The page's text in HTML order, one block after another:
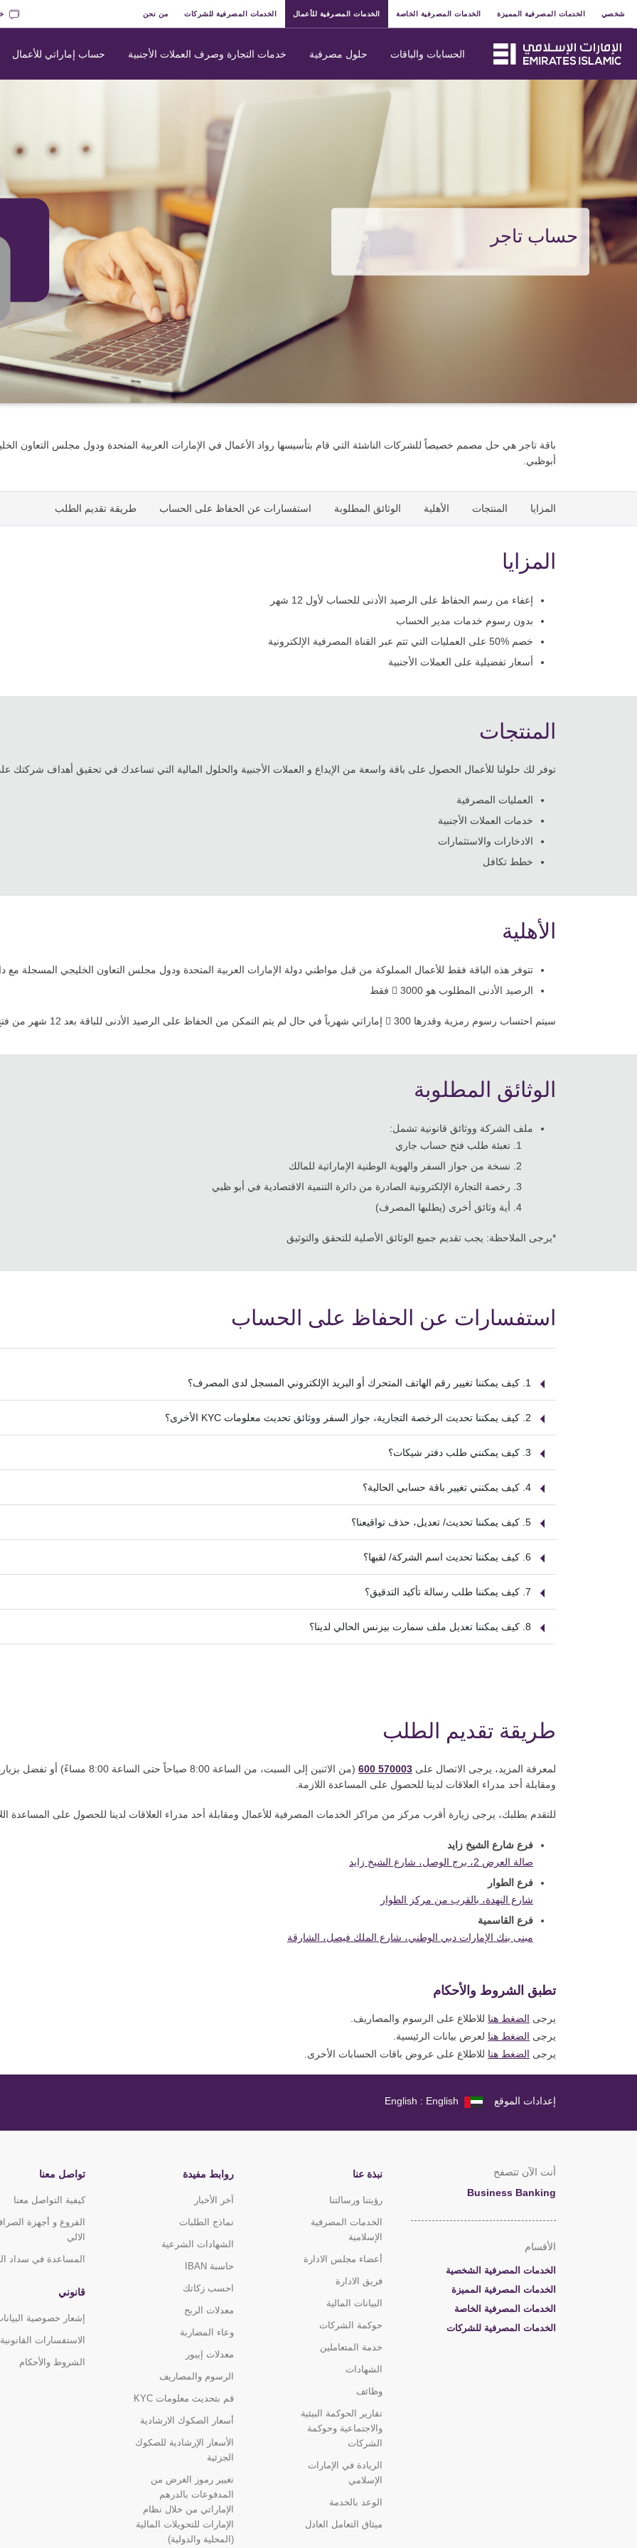
شخصي الخدمات المصرفية المميزة الخدمات المصرفية الخاصة الخدمات المصرفية للأعمال الخدمات المصرفية للشركات من نحن
الحسابات والباقات حلول مصرفية خدمات التجارة وصرف العملات الأجنبية حساب إماراتي للأعمال
حساب تاجر
باقة تاجر هي حل مصمم خصيصاً للشركات الناشئة التي قام بتأسيسها رواد الأعمال في الإمارات العربية المتحدة ودول مجلس التعاون
أبوظبي.
المزايا المنتجات الأهلية الوثائق المطلوبة استفسارات عن الحفاظ على الحساب طريقة تقديم الطلب
المزايا
إعفاء من رسم الحفاظ على الرصيد الأدنى للحساب لأول 12 شهر
بدون رسوم خدمات مدير الحساب
خصم 50% على العمليات التي تتم عبر القناة المصرفية الإلكترونية
أسعار تفضيلية على العملات الأجنبية
المنتجات
توفر لك حلولنا للأعمال الحصول على باقة واسعة من الإيداع و العملات الأجنبية والحلول المالية التي تساعدك في تحقيق أهداف شركتك
العمليات المصرفية
خدمات العملات الأجنبية
الادخارات والاستثمارات
خطط تكافل
الأهلية
تتوفر هذه الباقة فقط للأعمال المملوكة من قبل مواطني دولة الإمارات العربية المتحدة ودول مجلس التعاون الخليجي المسجلة مع
الرصيد الأدنى المطلوب هو 3000  فقط
سيتم احتساب رسوم رمزية وقدرها 300  إماراتي شهرياً في حال لم يتم التمكن من الحفاظ على الرصيد الأدنى للباقة بعد 12 شهر من فتح الحساب.
الوثائق المطلوبة
ملف الشركة ووثائق قانونية تشمل:
تعبئة طلب فتح حساب جاري
نسخة من جواز السفر والهوية الوطنية الإماراتية للمالك
رخصة التجارة الإلكترونية الصادرة من دائرة التنمية الاقتصادية في أبو ظبي
أية وثائق أخرى (يطلبها المصرف)
*يرجى الملاحظة: يجب تقديم جميع الوثائق الأصلية للتحقق والتوثيق
استفسارات عن الحفاظ على الحساب
1. كيف يمكننا تغيير رقم الهاتف المتحرك أو البريد الإلكتروني المسجل لدى المصرف؟
2. كيف يمكننا تحديث الرخصة التجارية، جواز السفر ووثائق تحديث معلومات KYC الأخرى؟
3. كيف يمكنني طلب دفتر شيكات؟
4. كيف يمكنني تغيير باقة حسابي الحالية؟
5. كيف يمكننا تحديث/ تعديل، حذف تواقيعنا؟
6. كيف يمكننا تحديث اسم الشركة/ لقبها؟
7. كيف يمكننا طلب رسالة تأكيد التدقيق؟
8. كيف يمكننا تعديل ملف سمارت بيزنس الحالي لدينا؟
طريقة تقديم الطلب
لمعرفة المزيد، يرجى الاتصال على 600 570003
(من الاثنين إلى السبت، من الساعة
ومقابلة أحد مدراء العلاقات لدينا للحصول على المساعدة اللازمة.
للتقدم بطلبك، يرجى زيارة أقرب مركز من مراكز الخدمات المصرفية للأعمال ومقابلة أحد مدراء العلاقات لدينا للحصول على المساعدة
فرع شارع الشيخ زايد
صالة العرض 2، برج الوصل، شارع الشيخ زايد
فرع الطوار
شارع النهدة، بالقرب من مركز الطوار
فرع القاسمية
مبنى بنك الإمارات دبي الوطني، شارع الملك فيصل، الشارقة
تطبق الشروط والأحكام
يرجى الضغط هنا للاطلاع على الرسوم والمصاريف.
يرجى الضغط هنا لعرض بيانات الرئيسية.
يرجى الضغط هنا للاطلاع على عروض باقات الحسابات الأخرى.
إعدادات الموقع English : English
أنت الآن تتصفح
Business Banking
الأقسام
الخدمات المصرفية الشخصية
الخدمات المصرفية المميزة
الخدمات المصرفية الخاصة
الخدمات المصرفية للشركات
نبذة عنا
رؤيتنا ورسالتنا
الخدمات المصرفية
الإسلامية
أعضاء مجلس الادارة
فريق الادارة
البيانات المالية
حوكمة الشركات
خدمة المتعاملين
الشهادات
وظائف
تقارير الحوكمة البيئية
والاجتماعية وحوكمة
الشركات
الريادة في الإمارات
الإسلامي
الوعد بالخدمة
ميثاق التعامل العادل
روابط مفيدة
آخر الأخبار
نماذج الطلبات
الشهادات الشرعية
حاسبة IBAN
احسب زكاتك
معدلات الربح
وعاء المضاربة
معدلات إيبور
الرسوم والمصاريف
قم بتحديث معلومات KYC
أسعار الصكوك الارشادية
الأسعار الإرشادية للصكوك
الجزئية
تغيير رموز الغرض من
المدفوعات بالدرهم
الإماراتي من خلال نظام
الإمارات للتحويلات المالية
(المحلية والدولية)
تواصل معنا
كيفية التواصل معنا
الفروع و أجهزة
الالي
المساعدة في سداد
قانوني
إشعار خصوصية
الاستفسارات القانونية
الشروط والأحكام